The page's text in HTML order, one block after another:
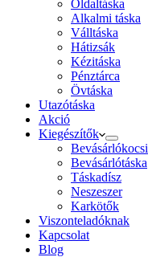
Oldaltáska
Alkalmi táska
Válltáska
Hátizsák
Kézitáska
Pénztárca
Övtáska
Utazótáska
Akció
Kiegészítők
Bevásárlókocsi
Bevásárlótáska
Táskadísz
Neszeszer
Karkötők
Viszonteladóknak
Kapcsolat
Blog